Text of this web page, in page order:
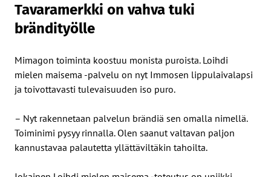
Tavaramerkki on vahva tuki
brändityölle
Mimagon toiminta koostuu monista puroista. Loihdi
mielen maisema -palvelu on nyt Immosen lippulaivalapsi
ja toivottavasti tulevaisuuden iso puro.
– Nyt rakennetaan palvelun brändiä sen omalla nimellä.
Toiminimi pysyy rinnalla. Olen saanut valtavan paljon
kannustavaa palautetta yllättäviltäkin tahoilta.